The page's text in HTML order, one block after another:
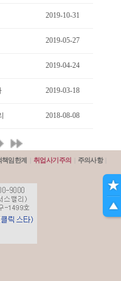
2019-10-31
2019-05-27
2019-04-24
2019-03-18
2018-08-08
책임한계 취업사기주의 주의사항